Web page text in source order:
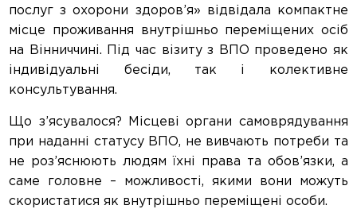
послуг з охорони здоров’я» відвідала компактне
місце проживання внутрішньо переміщених осіб
на Вінниччині. Під час візиту з ВПО проведено як
індивідуальні бесіди, так і колективне
консультування.
Що з’ясувалося? Місцеві органи самоврядування
при наданні статусу ВПО, не вивчають потреби та
не роз’яснюють людям їхні права та обов’язки, а
саме головне – можливості, якими вони можуть
скористатися як внутрішньо переміщені особи.